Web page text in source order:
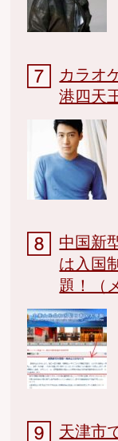
カラオ
港四天
中国新
は入国
題！（
天津市